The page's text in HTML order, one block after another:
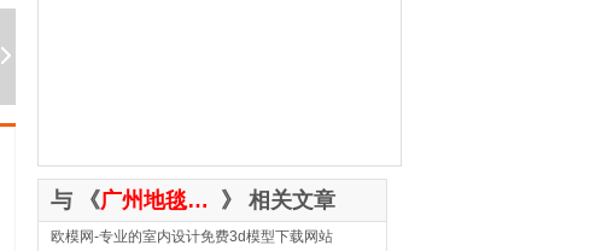
与 《 广州地毯、铝合金防尘地毯、广州地毯批发、广州地毯厂家 》 相关文章
欧模网-专业的室内设计免费3d模型下载网站